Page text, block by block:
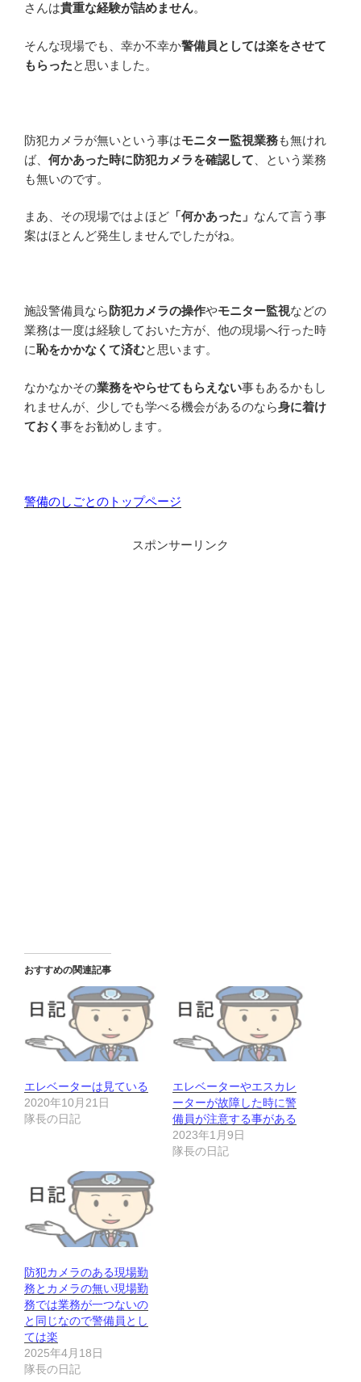
さんは貴重な経験が詰めません。
そんな現場でも、幸か不幸か警備員としては楽をさせて
もらったと思いました。
防犯カメラが無いという事はモニター監視業務も無けれ
ば、 何かあった時に防犯カメラを確認して 、という業務
も無いのです。
まあ、その現場ではよほど 「何かあった」 なんて言う事
案はほとんど発生しませんでしたがね。
施設警備員なら 防犯カメラの操作やモニター監視などの
業務は一度は経験しておいた方が、他の現場へ行った時
に恥をかかなくて済むと思います。
なかなかその業務をやらせてもらえない事もあるかもし
れませんが、少しでも学べる機会があるのなら身に着け
ておく 事をお勧めします。
警備のしごとのトップページ
スポンサーリンク
おすすめの関連記事
エレベーターは見ている
2020年10月21日
隊長の日記
エレベーターやエスカレ
ーターが故障した時に警
備員が注意する事がある
2023年1月9日
隊長の日記
防犯カメラのある現場勤
務とカメラの無い現場勤
務では業務が一つないの
と同じなので警備員とし
ては楽
2025年4月18日
隊長の日記